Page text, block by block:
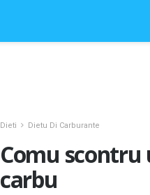
Dieti Dietu Di Carburante
Comu scontru
carbu